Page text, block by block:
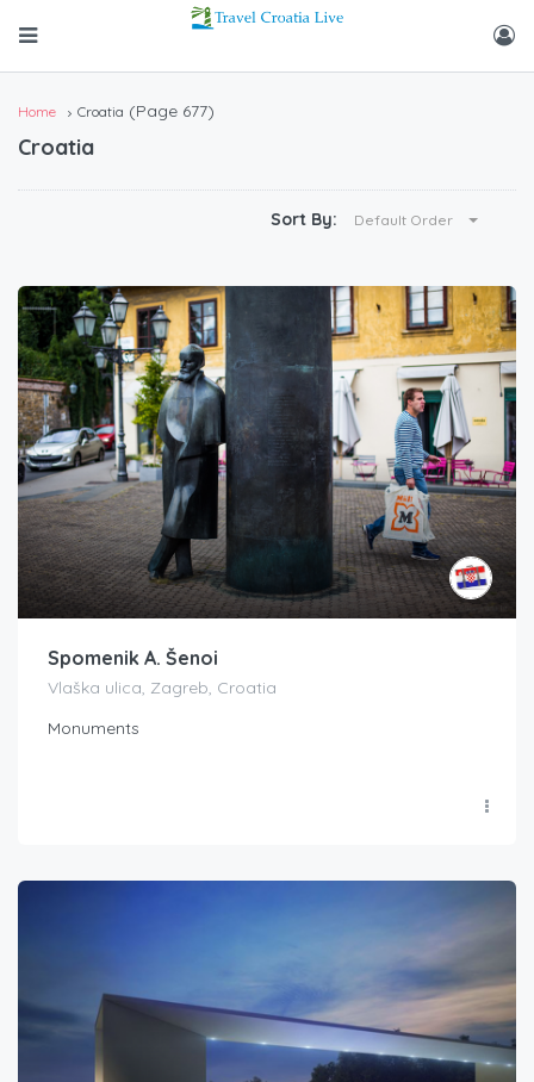
Home Croatia (Page 677)
Croatia
Sort By: Default Order
Spomenik A. Šenoi
Vlaška ulica, Zagreb, Croatia
Monuments